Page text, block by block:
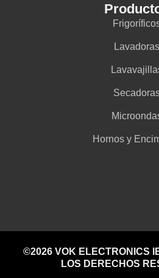
Lavadoras
Hornos y
©2026 VOK ELECTRONICS
LOS DERECHOS